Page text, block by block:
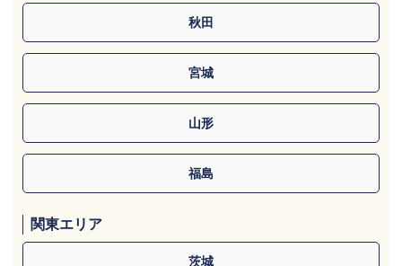
秋田
宮城
山形
福島
関東エリア
茨城